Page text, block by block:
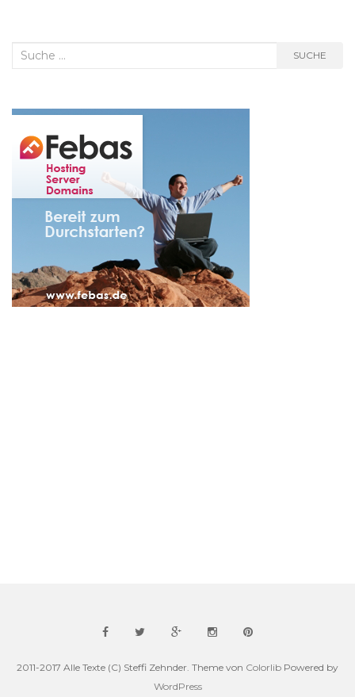
Suche
SUCHE
2011-2017 Alle Texte (C) Steffi Zehnder. Theme von Colorlib Powered by
WordPress